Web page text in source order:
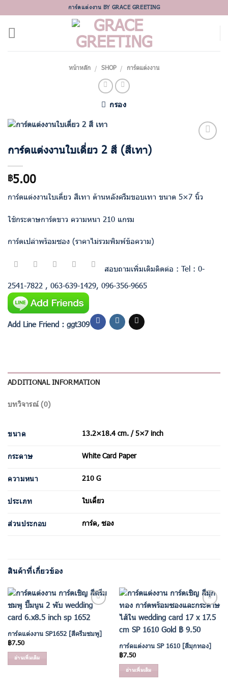
to
content
การ์ดแต่งงาน BY GRACE GREETING
หน้าหลัก / SHOP / การ์ดแต่งงาน
กรอง
การ์ดแต่งงานใบเดี่ยว 2 สี (สีเทา)
฿5.00
การ์ดแต่งงานใบเดี่ยว สีเทา ด้านหลังครีมขอบเทา ขนาด 5×7 นิ้ว
ใช้กระดาษการ์ดขาว ความหนา 210 แกรม
การ์ดเปล่าพร้อมซอง (ราคาไม่รวมพิมพ์ข้อความ)
สอบถามเพิ่มเติมติดต่อ : Tel : 0-
2541-7822 , 063-639-1429, 096-356-9665
Add Line Friend : ggt309
ADDITIONAL INFORMATION
บทวิจารณ์ (0)
ขนาด 13.2×18.4 cm. / 5×7 inch
กระดาษ White Card Paper
ความหนา 210 G
ประเภท ใบเดี่ยว
ส่วนประกอบ การ์ด, ซอง
สินค้าที่เกี่ยวข้อง
Add to
Wishlist
การ์ดแต่งงาน SP1652 [สีครีมชมพู]
฿7.50
อ่านเพิ่มเติม
Wishlist
การ์ดแต่งงาน SP 1610 [สีมุกทอง]
฿7.50
อ่านเพิ่มเติม